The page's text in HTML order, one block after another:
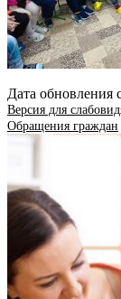
Дата обновления
Версия для
Обращения граждан